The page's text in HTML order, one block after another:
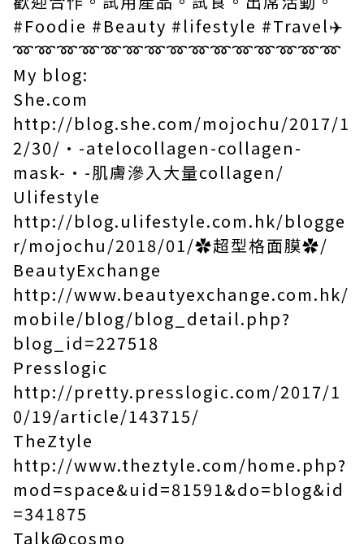
#Foodie #Beauty #lifestyle #Travel✈️
➿➿➿➿➿➿➿➿➿➿➿➿➿➿➿
My blog:
She.com
http://blog.she.com/mojochu/2017/1
2/30/•-atelocollagen-collagen-
mask-•-肌膚滲入大量collagen/
Ulifestyle
http://blog.ulifestyle.com.hk/blogge
r/mojochu/2018/01/✿超型格面膜✿/
BeautyExchange
http://www.beautyexchange.com.hk/
mobile/blog/blog_detail.php?
blog_id=227518
Presslogic
http://pretty.presslogic.com/2017/1
0/19/article/143715/
TheZtyle
http://www.theztyle.com/home.php?
mod=space&uid=81591&do=blog&id
=341875
Talk@cosmo